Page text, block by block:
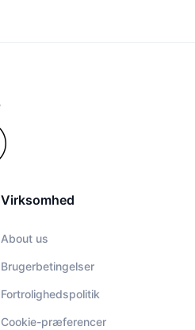
Virksomhed
About us
Brugerbetingelser
Fortrolighedspolitik
Cookie-præferencer